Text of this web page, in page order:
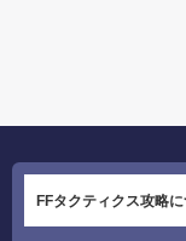
FFタクティクス攻略